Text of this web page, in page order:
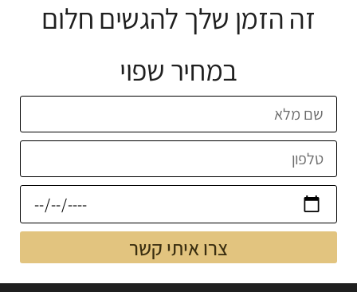
זה הזמן שלך להגשים חלום
במחיר שפוי
צרו איתי קשר